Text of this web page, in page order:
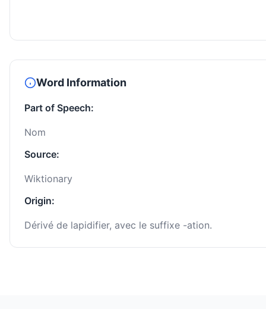
Word Information
Part of Speech:
Nom
Source:
Wiktionary
Origin:
Dérivé de lapidifier, avec le suffixe -ation.